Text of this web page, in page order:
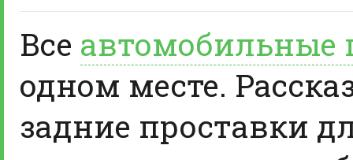
Все автомобильные
одном месте.
задние проставки